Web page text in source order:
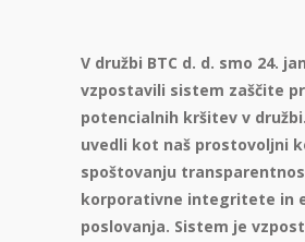
V družbi BTC d. d. smo 24.
vzpostavili sistem zaščite
potencialnih kršitev v
uvedli kot naš prostovoljni
spoštovanju
korporativne integritete in
poslovanja. Sistem je